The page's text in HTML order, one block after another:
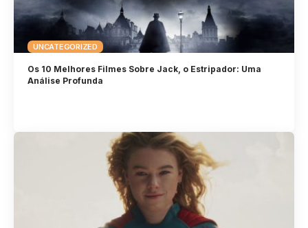
UNCATEGORIZED
Os 10 Melhores Filmes Sobre Jack, o Estripador: Uma
Análise Profunda